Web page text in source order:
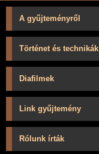
A gyűjteményről
Történet és technikák
Diafilmek
Link gyűjtemény
Rólunk írták